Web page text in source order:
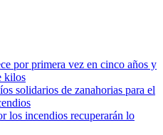
por primera vez en cinco años y
kilos
solidarios de zanahorias para el
los incendios recuperarán lo